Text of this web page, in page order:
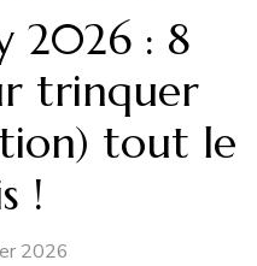
2026 : 8
trinquer
tout le
!
2026